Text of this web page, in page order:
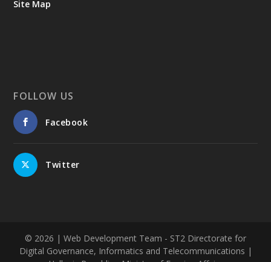
Site Map
FOLLOW US
Facebook
Twitter
© 2026 | Web Development Team - ST2 Directorate for
Digital Governance, Informatics and Telecommunications |